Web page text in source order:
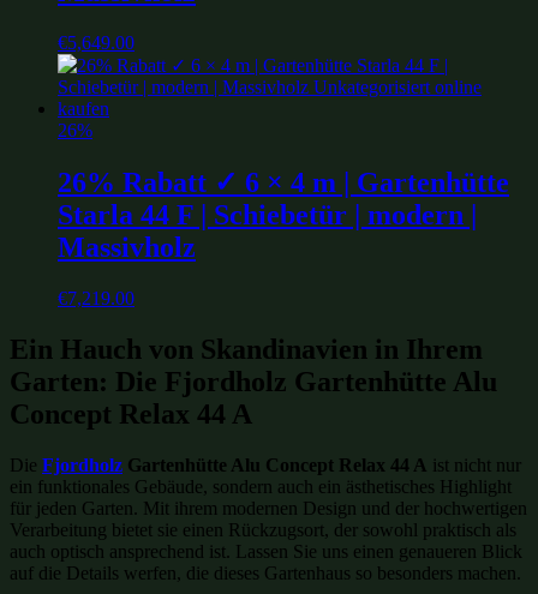
€5,649.00
26%
26% Rabatt ✓ 6 × 4 m | Gartenhütte
Starla 44 F | Schiebetür | modern |
Massivholz
€7,219.00
Ein Hauch von Skandinavien in Ihrem
Garten: Die Fjordholz Gartenhütte Alu
Concept Relax 44 A
Die Fjordholz Gartenhütte Alu Concept Relax 44 A ist nicht nur
ein funktionales Gebäude, sondern auch ein ästhetisches Highlight
für jeden Garten. Mit ihrem modernen Design und der hochwertigen
Verarbeitung bietet sie einen Rückzugsort, der sowohl praktisch als
auch optisch ansprechend ist. Lassen Sie uns einen genaueren Blick
auf die Details werfen, die dieses Gartenhaus so besonders machen.